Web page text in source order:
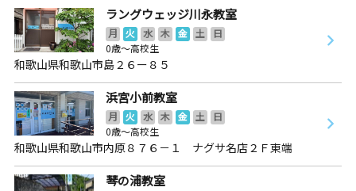
ラングウェッジ川永教室
月 火 水 木 金 土
日
0歳～高校生
和歌山県和歌山市島２６ー８５
浜宮小前教室
月 火 水 木 金 土
日
0歳～高校生
和歌山県和歌山市内原８７６－１ ナグサ名店２Ｆ東端
琴の浦教室